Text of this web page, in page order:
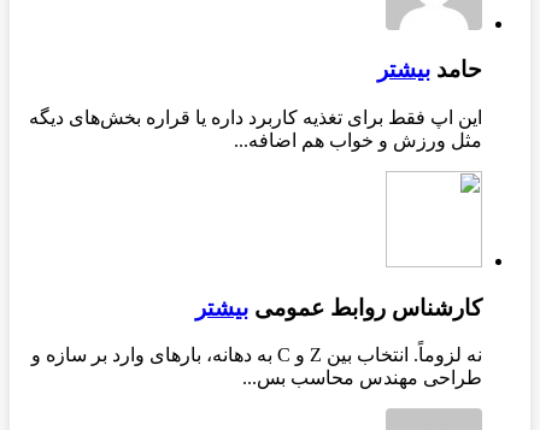
حامد بیشتر
این اپ فقط برای تغذیه کاربرد داره یا قراره بخش‌های دیگه
مثل ورزش و خواب هم اضافه...
کارشناس روابط عمومی بیشتر
نه لزوماً. انتخاب بین Z و C به دهانه، بارهای وارد بر سازه و
طراحی مهندس محاسب بس...